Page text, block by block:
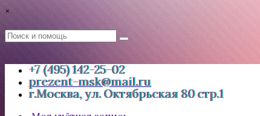
Перейти
содержимому
×
Поиск
Поиск
+7 (495) 142-25-02
prezent-msk@mail.ru
г.Москва, ул. Октябрьская 80 стр.1